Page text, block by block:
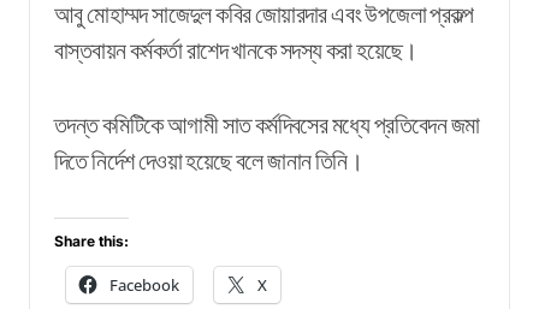
আবু মোহাম্মদ সাজেদুল কবির জোয়ারদার এবং উপজেলা প্রকল্প
বাস্তবায়ন কর্মকর্তা রাশেদ খানকে সদস্য করা হয়েছে।
তদন্ত কমিটিকে আগামী সাত কর্মদিবসের মধ্যে প্রতিবেদন জমা
দিতে নির্দেশ দেওয়া হয়েছে বলে জানান তিনি।
Share this:
Facebook X